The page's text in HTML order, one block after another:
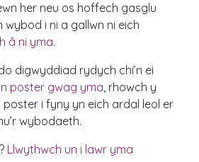
her neu os hoffech gasglu
wybod i ni a gallwn ni eich
â ni yma.
digwyddiad rydych chi’n ei
poster gwag yma, rhowch y
i fyny yn eich ardal leol er
wybodaeth.
Llwythwch un i lawr yma